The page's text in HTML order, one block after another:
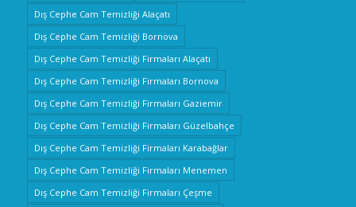
Dış Cephe Cam Temizliği Alaçatı
Dış Cephe Cam Temizliği Bornova
Dış Cephe Cam Temizliği Firmaları Alaçatı
Dış Cephe Cam Temizliği Firmaları Bornova
Dış Cephe Cam Temizliği Firmaları Gaziemir
Dış Cephe Cam Temizliği Firmaları Güzelbahçe
Dış Cephe Cam Temizliği Firmaları Karabağlar
Dış Cephe Cam Temizliği Firmaları Menemen
Dış Cephe Cam Temizliği Firmaları Çeşme